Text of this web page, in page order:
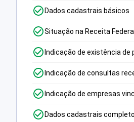
Dados cadastrais básicos
Situação na Receita Federal
Indicação de existência
Indicação de consultas
Indicação de empresas
Dados cadastrais